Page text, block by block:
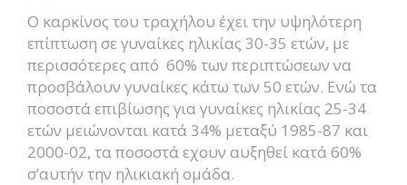
Ο καρκίνος του τραχήλου έχει την υψηλότερη
επίπτωση σε γυναίκες ηλικίας 30-35 ετών, με
περισσότερες από 60% των περιπτώσεων να
προσβάλουν γυναίκες κάτω των 50 ετών. Ενώ τα
ποσοστά επιβίωσης για γυναίκες ηλικίας 25-34
ετών μειώνονται κατά 34% μεταξύ 1985-87 και
2000-02, τα ποσοστά εχουν αυξηθεί κατά 60%
σ’αυτήν την ηλικιακή ομάδα.